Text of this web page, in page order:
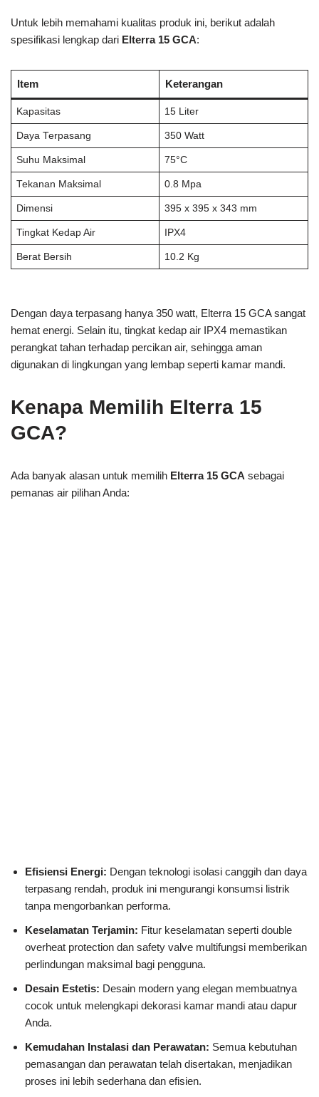
Untuk lebih memahami kualitas produk ini, berikut adalah
spesifikasi lengkap dari Elterra 15 GCA:
Item Keterangan
Kapasitas 15 Liter
Daya Terpasang 350 Watt
Suhu Maksimal 75°C
Tekanan Maksimal 0.8 Mpa
Dimensi 395 x 395 x 343 mm
Tingkat Kedap Air IPX4
Berat Bersih 10.2 Kg
Dengan daya terpasang hanya 350 watt, Elterra 15 GCA sangat
hemat energi. Selain itu, tingkat kedap air IPX4 memastikan
perangkat tahan terhadap percikan air, sehingga aman
digunakan di lingkungan yang lembap seperti kamar mandi.
Kenapa Memilih Elterra 15
GCA?
Ada banyak alasan untuk memilih Elterra 15 GCA sebagai
pemanas air pilihan Anda:
Efisiensi Energi: Dengan teknologi isolasi canggih dan daya
terpasang rendah, produk ini mengurangi konsumsi listrik
tanpa mengorbankan performa.
Keselamatan Terjamin: Fitur keselamatan seperti double
overheat protection dan safety valve multifungsi memberikan
perlindungan maksimal bagi pengguna.
Desain Estetis: Desain modern yang elegan membuatnya
cocok untuk melengkapi dekorasi kamar mandi atau dapur
Anda.
Kemudahan Instalasi dan Perawatan: Semua kebutuhan
pemasangan dan perawatan telah disertakan, menjadikan
proses ini lebih sederhana dan efisien.